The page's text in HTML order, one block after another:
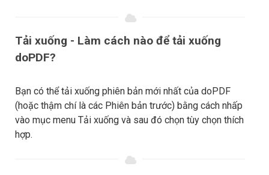
Tải xuống - Làm cách nào để tải xuống
doPDF?
Bạn có thể tải xuống phiên bản mới nhất của doPDF
(hoặc thậm chí là các Phiên bản trước) bằng cách nhấp
vào mục menu Tải xuống và sau đó chọn tùy chọn thích
hợp.